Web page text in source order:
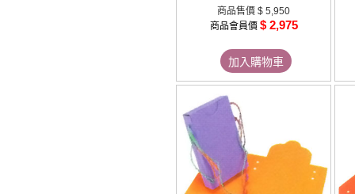
商品售價 $ 5,950
商品會員價 $ 2,975
加入購物車